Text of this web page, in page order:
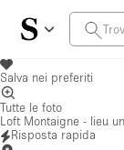
Salva nei preferiti
Tutte le foto
Loft Montaigne - lieu
Risposta rapida